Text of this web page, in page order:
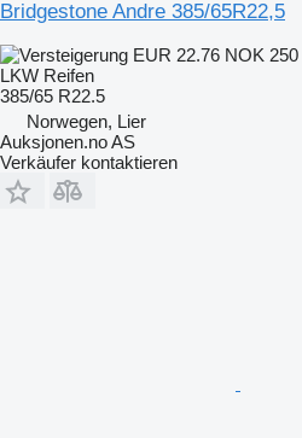
Bridgestone Andre 385/65R22,5
EUR 22.76 NOK 250
LKW Reifen
385/65 R22.5
Norwegen, Lier
Auksjonen.no AS
Verkäufer kontaktieren